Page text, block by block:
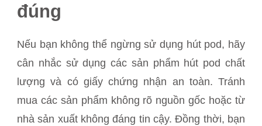
đúng
Nếu bạn không thể ngừng sử dụng hút pod, hãy
cân nhắc sử dụng các sản phẩm hút pod chất
lượng và có giấy chứng nhận an toàn. Tránh
mua các sản phẩm không rõ nguồn gốc hoặc từ
nhà sản xuất không đáng tin cậy. Đồng thời, bạn